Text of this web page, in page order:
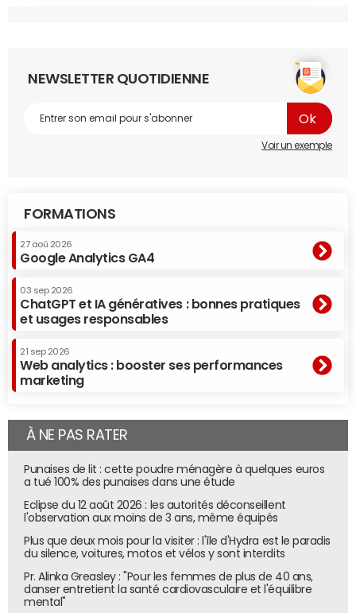
Réservations sur mobile.
Les principaux avantages de la réservation sur Internet,
selon les personnes interrogées : la disponibilité, pour 74%
des sondés (pouvoir réserver facilement à n'importe
quelle heure du jour ou de la nuit pour 51%, accéder d'un
coup d'œil à toutes les disponibilités pour 31%, pouvoir
prendre RDV sans avoir à téléphoner pour 15%), les
conseils et avis pour 57% des sondés (pouvoir comparer
différents services entre eux pour 27%, pouvoir faire une
consulter les avis des autres utilisateurs pour 17%), et
enfin l'information, pour 21% des sondés (pouvoir visualiser
des photos du lieu pour 15%, pouvoir localiser le service sur
un plan pour 7%).
Concernant les critères de recherche, les sondés
NEWSLETTER QUOTIDIENNE
Voir un exemple
FORMATIONS
27 aoû 2026
Google Analytics GA4
03 sep 2026
ChatGPT et IA génératives : bonnes pratiques
et usages responsables
21 sep 2026
Web analytics : booster ses performances
marketing
À NE PAS RATER
Punaises de lit : cette poudre ménagère à quelques euros
a tué 100% des punaises dans une étude
Eclipse du 12 août 2026 : les autorités déconseillent
l'observation aux moins de 3 ans, même équipés
Plus que deux mois pour la visiter : l'île d'Hydra est le paradis
du silence, voitures, motos et vélos y sont interdits
Pr. Alinka Greasley : "Pour les femmes de plus de 40 ans,
danser entretient la santé cardiovasculaire et l'équilibre
mental"